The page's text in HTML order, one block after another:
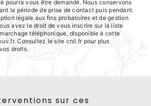
pourra vous être demandé. Nous conservons
la période de prise de contact puis pendant
légale aux fins probatoires et de gestion
avez le droit de vous inscrire sur la liste
téléphonique, disponible à cette
. Consultez le site cnil.fr pour plus
droits.
sur ces